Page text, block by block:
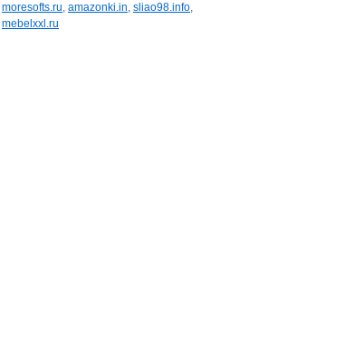
moresofts.ru, amazonki.in, sliao98.info,
mebelxxl.ru